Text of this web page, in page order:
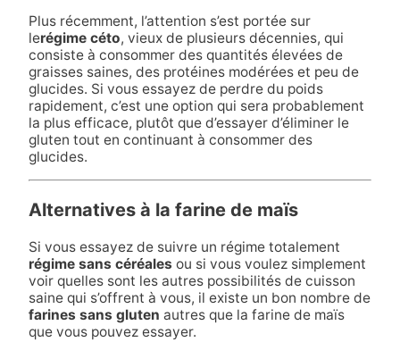
Plus récemment, l’attention s’est portée sur
lerégime céto, vieux de plusieurs décennies, qui
consiste à consommer des quantités élevées de
graisses saines, des protéines modérées et peu de
glucides. Si vous essayez de perdre du poids
rapidement, c’est une option qui sera probablement
la plus efficace, plutôt que d’essayer d’éliminer le
gluten tout en continuant à consommer des
glucides.
Alternatives à la farine de maïs
Si vous essayez de suivre un régime totalement
régime sans céréales ou si vous voulez simplement
voir quelles sont les autres possibilités de cuisson
saine qui s’offrent à vous, il existe un bon nombre de
farines sans gluten autres que la farine de maïs
que vous pouvez essayer.